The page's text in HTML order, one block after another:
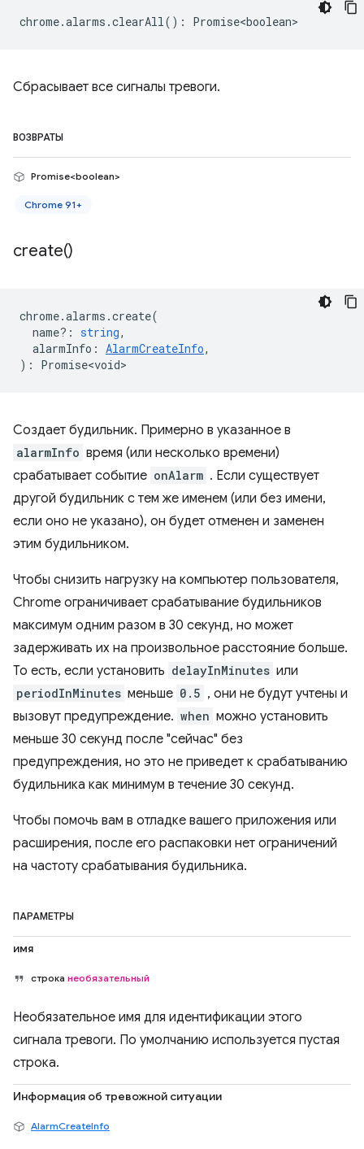
chrome.alarms .clearAll() : Promise<boolean>
Сбрасывает все сигналы тревоги.
ВОЗВРАТЫ
Promise<boolean>
Chrome 91+
create()
chrome.alarms .create(
name? : string,
alarmInfo : AlarmCreateInfo,
) : Promise<void>
Создает будильник. Примерно в указанное в
alarmInfo время (или несколько времени)
срабатывает событие onAlarm . Если существует
другой будильник с тем же именем (или без имени,
если оно не указано), он будет отменен и заменен
этим будильником.
Чтобы снизить нагрузку на компьютер пользователя,
Chrome ограничивает срабатывание будильников
максимум одним разом в 30 секунд, но может
задерживать их на произвольное расстояние больше.
То есть, если установить delayInMinutes или
periodInMinutes меньше 0.5 , они не будут учтены и
вызовут предупреждение. when можно установить
меньше 30 секунд после "сейчас" без
предупреждения, но это не приведет к срабатыванию
будильника как минимум в течение 30 секунд.
Чтобы помочь вам в отладке вашего приложения или
расширения, после его распаковки нет ограничений
на частоту срабатывания будильника.
ПАРАМЕТРЫ
имя
строка необязательный
Необязательное имя для идентификации этого
сигнала тревоги. По умолчанию используется пустая
строка.
Информация об тревожной ситуации
AlarmCreateInfo